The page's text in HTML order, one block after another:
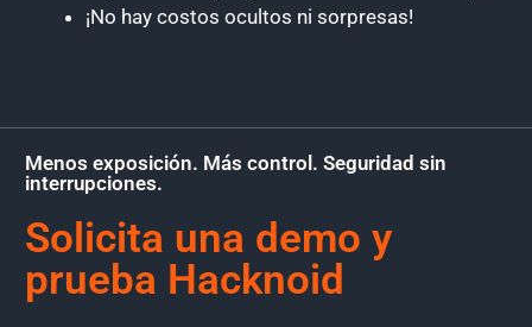
¡No hay costos ocultos ni sorpresas!
Menos exposición. Más control. Seguridad sin
interrupciones.
Solicita una demo y
prueba Hacknoid